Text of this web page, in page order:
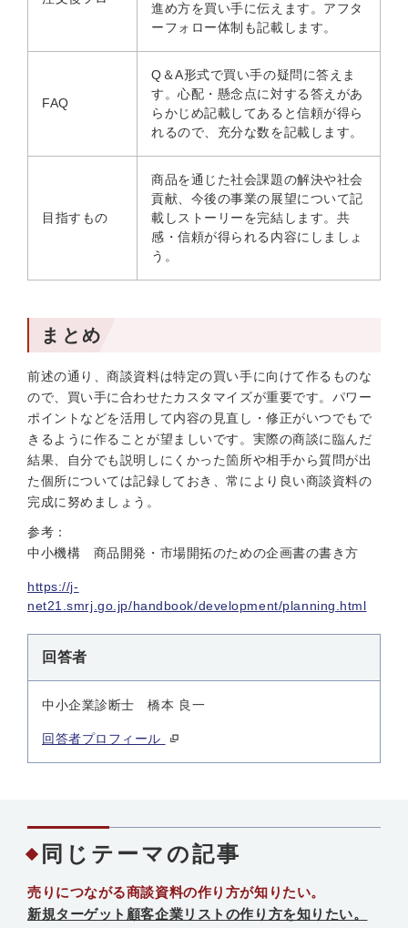
進め方を買い手に伝えます。アフタ
ーフォロー体制も記載します。
FAQ
Q＆A形式で買い手の疑問に答えま
す。心配・懸念点に対する答えがあ
らかじめ記載してあると信頼が得ら
れるので、充分な数を記載します。
目指すもの
商品を通じた社会課題の解決や社会
貢献、今後の事業の展望について記
載しストーリーを完結します。共
感・信頼が得られる内容にしましょ
う。
まとめ
前述の通り、商談資料は特定の買い手に向けて作るものな
ので、買い手に合わせたカスタマイズが重要です。パワー
ポイントなどを活用して内容の見直し・修正がいつでもで
きるように作ることが望ましいです。実際の商談に臨んだ
結果、自分でも説明しにくかった箇所や相手から質問が出
た個所については記録しておき、常により良い商談資料の
完成に努めましょう。
参考：
中小機構 商品開発・市場開拓のための企画書の書き方
https://j-
net21.smrj.go.jp/handbook/development/planning.html
回答者
中小企業診断士 橋本 良一
回答者プロフィール
同じテーマの記事
売りにつながる商談資料の作り方が知りたい。
新規ターゲット顧客企業リストの作り方を知りたい。